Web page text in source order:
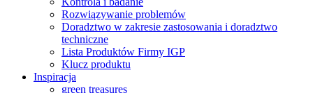
Rozwiązywanie problemów
Doradztwo w zakresie zastosowania i doradztwo
techniczne
Lista Produktów Firmy IGP
Klucz produktu
Inspiracja
green treasures